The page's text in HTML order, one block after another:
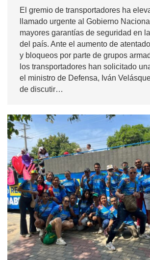
El gremio de transportadores ha
llamado urgente al Gobierno
mayores garantías de seguridad en
del país. Ante el aumento de
y bloqueos por parte de grupos
los transportadores han solicitado
el ministro de Defensa, Iván
de discutir…